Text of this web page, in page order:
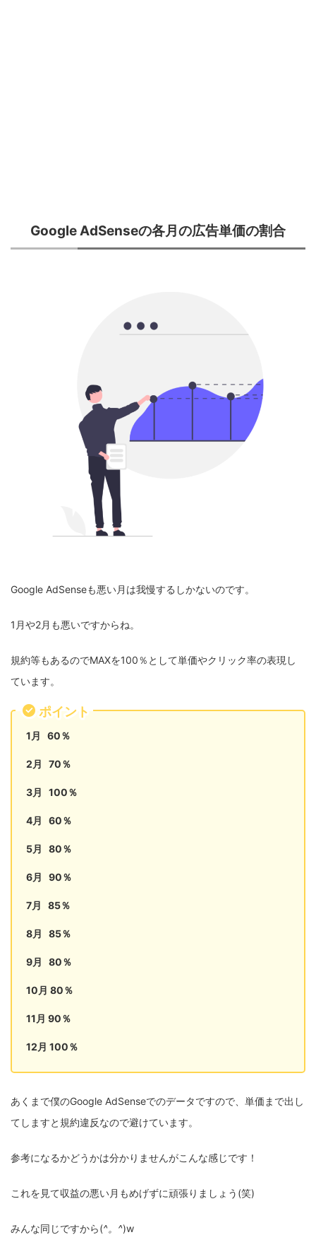
Google AdSenseの各月の広告単価の割合
Google AdSenseも悪い月は我慢するしかないのです。
1月や2月も悪いですからね。
規約等もあるのでMAXを100％として単価やクリック率の表現し
ています。
ポイント
1月 60％
2月 70％
3月 100％
4月 60％
5月 80％
6月 90％
7月 85％
8月 85％
9月 80％
10月 80％
11月 90％
12月 100％
あくまで僕のGoogle AdSenseでのデータですので、単価まで出し
てしますと規約違反なので避けています。
参考になるかどうかは分かりませんがこんな感じです！
これを見て収益の悪い月もめげずに頑張りましょう(笑)
みんな同じですから(^。^)w